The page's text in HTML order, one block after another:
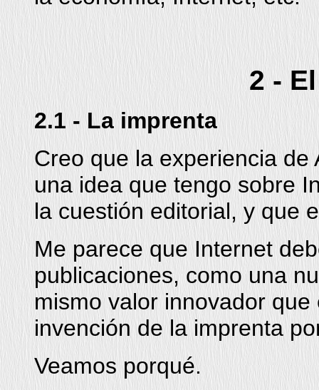
2 -
2.1 - La imprenta
Creo que la experiencia
una idea que tengo sobre
la cuestión editorial, y que
Me parece que Internet
publicaciones, como una
mismo valor innovador
invención de la imprenta
Veamos porqué.